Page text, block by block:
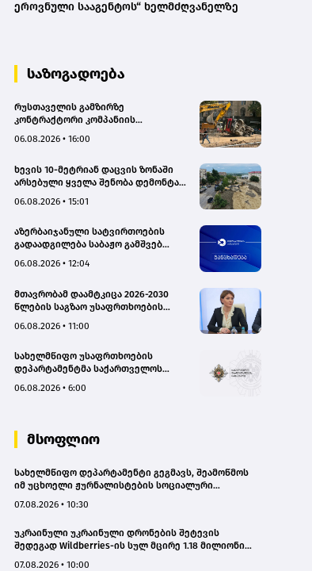
ეროვნული სააგენტოს“ ხელმძღვანელზე
საზოგადოება
რუსთაველის გამზირზე
კონტრაქტორი კომპანიის
ახლოს იმოძრავა, რამაც ნიადაგის
გამოიწვია, გადაბრუნდა
ავტომანქანა - თვითმცლელში
იმყოფებოდა მცირეწლოვანი ბავშვი
06.08.2026 • 16:00
ხევის 10-მეტრიან დაცვის ზონაში
არსებული ყველა შენობა დემონტაჟს
06.08.2026 • 15:01
აზერბაიჯანული სატვირთოების
გადაადგილება საბაჟო გამშვებ
მიმდინარეობს- შემოსავლების
06.08.2026 • 12:04
მთავრობამ დაამტკიცა 2026-2030
წლების საგზაო უსაფრთხოების
სამოქმედო გეგმა – თამარ
06.08.2026 • 11:00
სახელმწიფო უსაფრთხოების
დეპარტამენტმა საქართველოს
საზიანოდ საბოტაჟის მუხლით
06.08.2026 • 6:00
მსოფლიო
სახელმწიფო დეპარტამენტი გეგმავს, შეამოწმოს
იმ უცხოელი ჟურნალისტების სოციალური
ვიზას ითხოვენ – „როიტერი“
07.08.2026 • 10:30
უკრაინული უკრაინული დრონების შეტევის
შედეგად Wildberries-ის სულ მცირე 1.18 მილიონი
07.08.2026 • 10:00